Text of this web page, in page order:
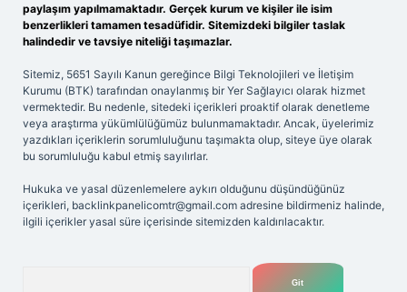
paylaşım yapılmamaktadır. Gerçek kurum ve kişiler ile isim
benzerlikleri tamamen tesadüfidir. Sitemizdeki bilgiler taslak
halindedir ve tavsiye niteliği taşımazlar.
Sitemiz, 5651 Sayılı Kanun gereğince Bilgi Teknolojileri ve İletişim
Kurumu (BTK) tarafından onaylanmış bir Yer Sağlayıcı olarak hizmet
vermektedir. Bu nedenle, sitedeki içerikleri proaktif olarak denetleme
veya araştırma yükümlülüğümüz bulunmamaktadır. Ancak, üyelerimiz
yazdıkları içeriklerin sorumluluğunu taşımakta olup, siteye üye olarak
bu sorumluluğu kabul etmiş sayılırlar.
Hukuka ve yasal düzenlemelere aykırı olduğunu düşündüğünüz
içerikleri, backlinkpanelicomtr@gmail.com adresine bildirmeniz halinde,
ilgili içerikler yasal süre içerisinde sitemizden kaldırılacaktır.